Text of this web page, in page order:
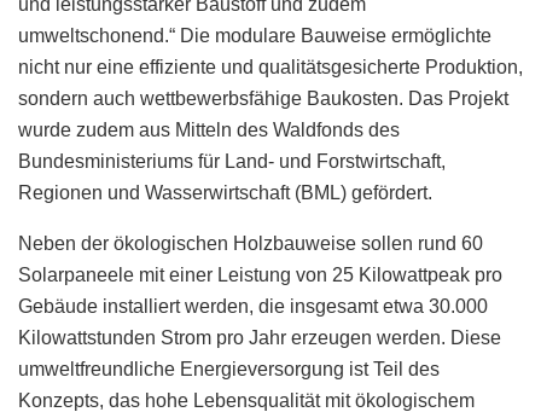
umweltschonend.“ Die modulare Bauweise ermöglichte
nicht nur eine effiziente und qualitätsgesicherte Produktion,
sondern auch wettbewerbsfähige Baukosten. Das Projekt
wurde zudem aus Mitteln des Waldfonds des
Bundesministeriums für Land- und Forstwirtschaft,
Regionen und Wasserwirtschaft (BML) gefördert.
Neben der ökologischen Holzbauweise sollen rund 60
Solarpaneele mit einer Leistung von 25 Kilowattpeak pro
Gebäude installiert werden, die insgesamt etwa 30.000
Kilowattstunden Strom pro Jahr erzeugen werden. Diese
umweltfreundliche Energieversorgung ist Teil des
Konzepts, das hohe Lebensqualität mit ökologischem